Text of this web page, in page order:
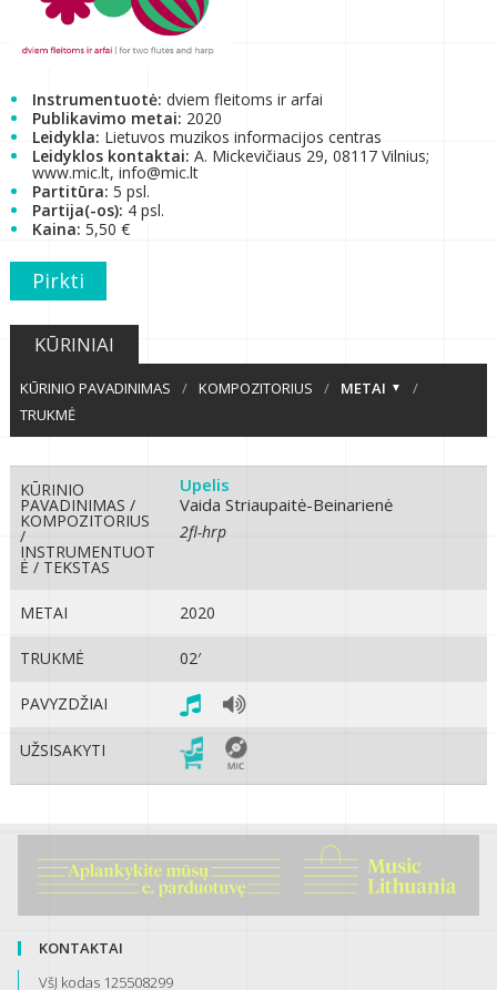
Instrumentuotė: dviem fleitoms ir arfai
Publikavimo metai: 2020
Leidykla: Lietuvos muzikos informacijos centras
Leidyklos kontaktai: A. Mickevičiaus 29, 08117 Vilnius;
www.mic.lt, info@mic.lt
Partitūra: 5 psl.
Partija(-os): 4 psl.
Kaina: 5,50 €
Pirkti
KŪRINIAI
KŪRINIO PAVADINIMAS / KOMPOZITORIUS / METAI
/
TRUKMĖ
KŪRINIO
PAVADINIMAS /
KOMPOZITORIUS
/
INSTRUMENTUOT
Ė / TEKSTAS
Upelis
Vaida Striaupaitė-Beinarienė
2fl-hrp
METAI 2020
TRUKMĖ 02′
PAVYZDŽIAI
UŽSISAKYTI
KONTAKTAI
VšĮ kodas 125508299